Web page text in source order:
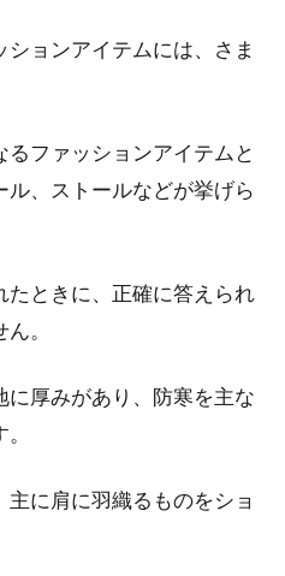
＆靴下を大人っぽく決め
カートに靴下を合わせるコーデが、大
間でも流行しています。スカート＆靴
の色がカッコよく決まる！
の着こなし技
ターは、華奢な男性に合わせるよう
ョンアイテムには、さま
ファッションアイテムと
ル、ストールなどが挙げら
たときに、正確に答えられ
。
厚みがあり、防寒を主な
に肩に羽織るものをショ